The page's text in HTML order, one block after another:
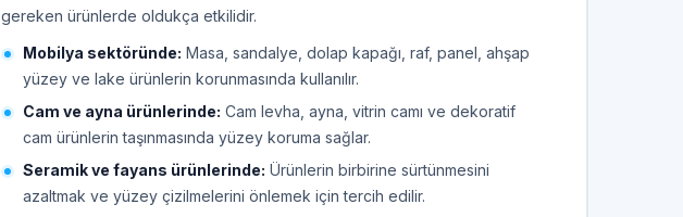
gereken ürünlerde oldukça etkilidir.
Mobilya sektöründe: Masa, sandalye, dolap kapağı, raf, panel, ahşap
yüzey ve lake ürünlerin korunmasında kullanılır.
Cam ve ayna ürünlerinde: Cam levha, ayna, vitrin camı ve dekoratif
cam ürünlerin taşınmasında yüzey koruma sağlar.
Seramik ve fayans ürünlerinde: Ürünlerin birbirine sürtünmesini
azaltmak ve yüzey çizilmelerini önlemek için tercih edilir.